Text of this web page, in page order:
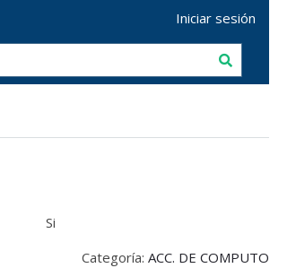
Iniciar sesión
Si
Categoría: ACC. DE COMPUTO